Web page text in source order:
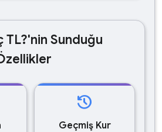
TL?'nin Sunduğu
history
Geçmiş Kur